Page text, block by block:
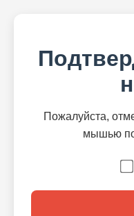
Пожалуйста,
мышью по